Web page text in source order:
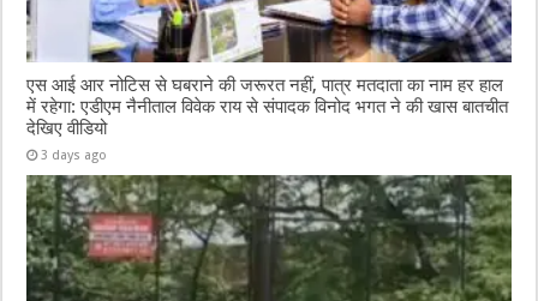
एस आई आर नोटिस से घबराने की जरूरत नहीं, पात्र मतदाता का नाम हर हाल
में रहेगा: एडीएम नैनीताल विवेक राय से संपादक विनोद भगत ने की खास बातचीत
देखिए वीडियो
3 days ago